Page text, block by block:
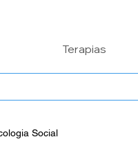
Terapias
Social